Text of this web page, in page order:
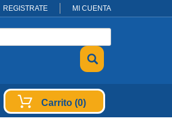
REGISTRATE MI CUENTA
Carrito (0)